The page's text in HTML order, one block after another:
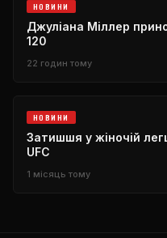
НОВИНИ
Джуліана Міллер
120
22 годин тому
НОВИНИ
Затишшя у жіночій
UFC
1 місяць тому